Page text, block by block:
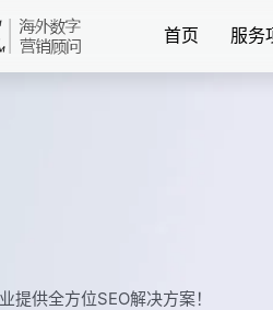
首页 服务
提供全方位SEO解决方案！